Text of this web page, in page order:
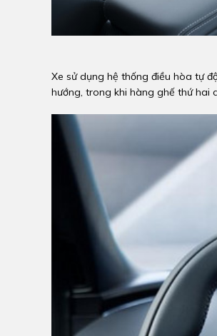
Xe sử dụng hệ thống điều hòa tự
hướng, trong khi hàng ghế thứ hai